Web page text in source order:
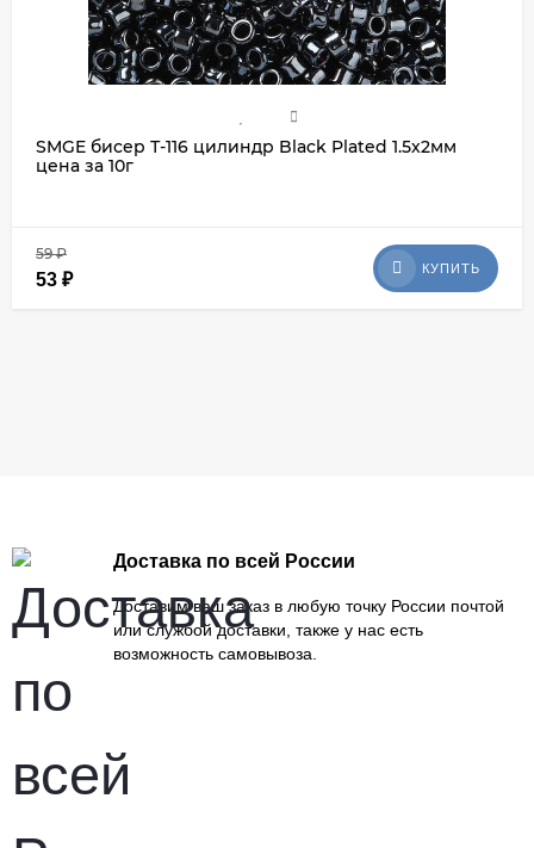
SMGE бисер Т-116 цилиндр Black Plated 1.5х2мм
цена за 10г
59₽
53 ₽
КУПИТЬ
Доставка по всей России
Доставим ваш заказ в любую точку России почтой
или службой доставки, также у нас есть
возможность самовывоза.